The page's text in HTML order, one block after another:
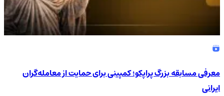
معرفی مسابقه بزرگ پراپکو؛ کمپینی برای حمایت از معامله‌گران
ایرانی